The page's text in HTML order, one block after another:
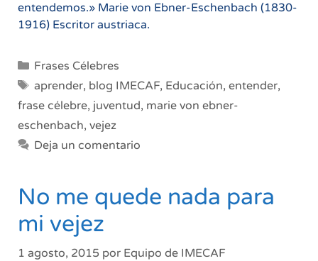
entendemos.» Marie von Ebner-Eschenbach (1830-
1916) Escritor austriaca.
Categorías
Frases Célebres
Etiquetas
aprender, blog IMECAF, Educación, entender,
frase célebre, juventud, marie von ebner-
eschenbach, vejez
Deja un comentario
No me quede nada para
mi vejez
1 agosto, 2015 por Equipo de IMECAF